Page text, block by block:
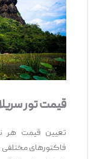
قیمت تور
تعیین قیمت هر
فاکتورهای